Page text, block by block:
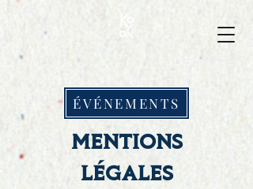
ÉVÉNEMENTS
MENTIONS
LÉGALES